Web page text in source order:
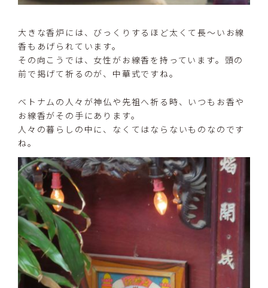
大きな香炉には、びっくりするほど太くて長～いお線
香もあげられています。
その向こうでは、女性がお線香を持っています。頭の
前で掲げて祈るのが、中華式ですね。
ベトナムの人々が神仏や先祖へ祈る時、いつもお香や
お線香がその手にあります。
人々の暮らしの中に、なくてはならないものなのです
ね。